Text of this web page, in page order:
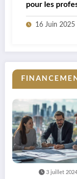
3 juillet 2024
pour les
16 Juin 2025